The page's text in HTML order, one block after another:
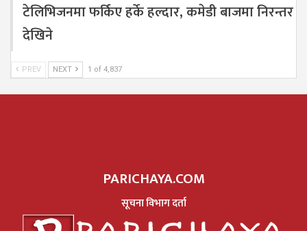
टेलिभिजनमा फर्किए हर्के हल्दार, कमेडी बाजमा निरन्तर
देखिने
PREV NEXT 1 of 4,837
PARICHAYA.COM
सूचना विभाग दर्ता